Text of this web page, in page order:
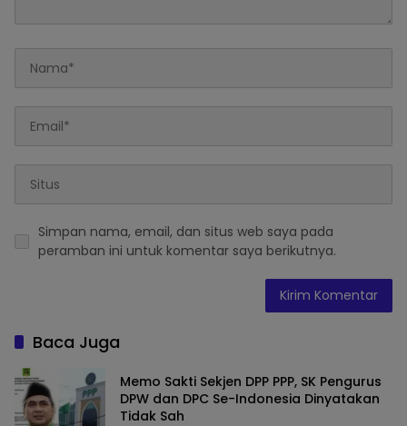
Simpan nama, email, dan situs web saya pada
peramban ini untuk komentar saya berikutnya.
Baca Juga
Memo Sakti Sekjen DPP PPP, SK Pengurus
DPW dan DPC Se-Indonesia Dinyatakan
Tidak Sah